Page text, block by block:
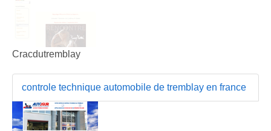
Cracdutremblay
controle technique automobile de tremblay en france